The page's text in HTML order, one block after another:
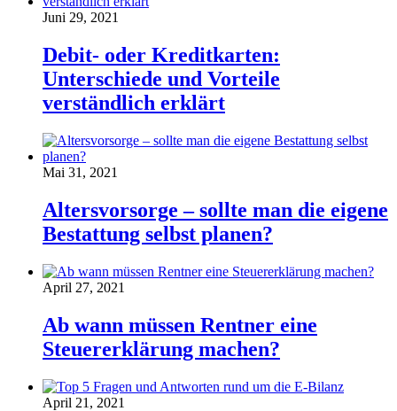
Juni 29, 2021
Debit- oder Kreditkarten:
Unterschiede und Vorteile
verständlich erklärt
Mai 31, 2021
Altersvorsorge – sollte man die eigene
Bestattung selbst planen?
April 27, 2021
Ab wann müssen Rentner eine
Steuererklärung machen?
April 21, 2021